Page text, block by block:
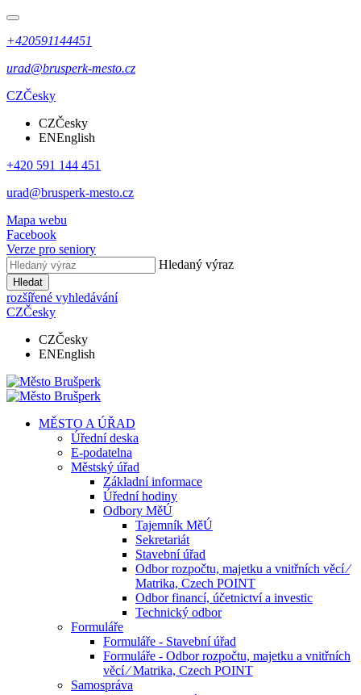
+420591144451
urad@brusperk-mesto.cz
CZČesky
CZČesky
ENEnglish
+420 591 144 451
urad@brusperk-mesto.cz
Mapa webu
Facebook
Verze pro seniory
Hledaný výraz
Hledat
rozšířené vyhledávání
CZČesky
CZČesky
ENEnglish
MĚSTO A ÚŘAD
Úřední deska
E-podatelna
Městský úřad
Základní informace
Úřední hodiny
Odbory MěÚ
Tajemník MěÚ
Sekretariát
Stavební úřad
Odbor rozpočtu, majetku a vnitřních věcí ⁄
Matrika, Czech POINT
Odbor financí, účetnictví a investic
Technický odbor
Formuláře
Formuláře - Stavební úřad
Formuláře - Odbor rozpočtu, majetku a vnitřních
věcí ⁄ Matrika, Czech POINT
Samospráva